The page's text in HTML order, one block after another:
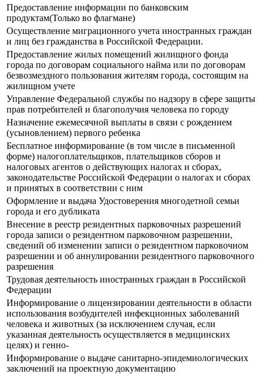
Предоставление информации по банковским
продуктам(Только во флагмане)
Осуществление миграционного учета иностранных граждан
и лиц без гражданства в Российской Федерации.
Предоставление жилых помещений жилищного фонда
города по договорам социального найма или по договорам
безвозмездного пользования жителям города, состоящим на
жилищном учете
Управление Федеральной службы по надзору в сфере защиты
прав потребителей и благополучия человека по городу
Назначение ежемесячной выплаты в связи с рождением
(усыновлением) первого ребенка
Бесплатное информирование (в том числе в письменной
форме) налогоплательщиков, плательщиков сборов и
налоговых агентов о действующих налогах и сборах,
законодательстве Российской Федерации о налогах и сборах
и принятых в соответствии с ним
Оформление и выдача Удостоверения многодетной семьи
города и его дубликата
Внесение в реестр резидентных парковочных разрешений
города записи о резидентном парковочном разрешении,
сведений об изменении записи о резидентном парковочном
разрешении и об аннулировании резидентного парковочного
разрешения
Трудовая деятельность иностранных граждан в Российской
Федерации
Информирование о лицензировании деятельности в области
использования возбудителей инфекционных заболеваний
человека и животных (за исключением случая, если
указанная деятельность осуществляется в медицинских
целях) и генно-
Информирование о выдаче санитарно-эпидемиологических
заключений на проектную документацию